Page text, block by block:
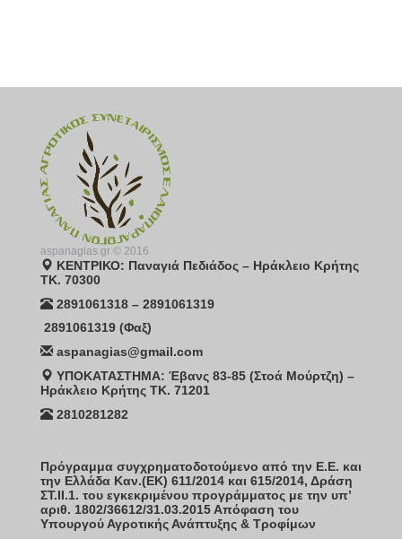
aspanagias.gr © 2016
ΚΕΝΤΡΙΚΟ: Παναγιά Πεδιάδος – Ηράκλειο Κρήτης
ΤΚ. 70300
2891061318 – 2891061319
2891061319 (Φαξ)
aspanagias@gmail.com
ΥΠΟΚΑΤΑΣΤΗΜΑ: Έβανς 83-85 (Στοά Μούρτζη) –
Ηράκλειο Κρήτης TK. 71201
2810281282
Πρόγραμμα συγχρηματοδοτούμενο από την Ε.Ε. και
την Ελλάδα Καν.(ΕΚ) 611/2014 και 615/2014, Δράση
ΣΤ.ΙΙ.1. του εγκεκριμένου προγράμματος με την υπ’
αριθ. 1802/36612/31.03.2015 Απόφαση του
Υπουργού Αγροτικής Ανάπτυξης & Τροφίμων